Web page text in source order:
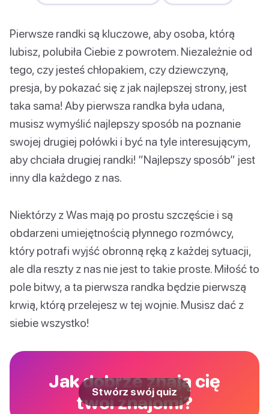
Pierwsze randki są kluczowe, aby osoba, którą
lubisz, polubiła Ciebie z powrotem. Niezależnie od
tego, czy jesteś chłopakiem, czy dziewczyną,
presja, by pokazać się z jak najlepszej strony, jest
taka sama! Aby pierwsza randka była udana,
musisz wymyślić najlepszy sposób na poznanie
swojej drugiej połówki i być na tyle interesującym,
aby chciała drugiej randki! “Najlepszy sposób” jest
inny dla każdego z nas.
Niektórzy z Was mają po prostu szczęście i są
obdarzeni umiejętnością płynnego rozmówcy,
który potrafi wyjść obronną ręką z każdej sytuacji,
ale dla reszty z nas nie jest to takie proste. Miłość to
pole bitwy, a ta pierwsza randka będzie pierwszą
krwią, którą przelejesz w tej wojnie. Musisz dać z
siebie wszystko!
Jak dobrze znają cię
twoi znajomi?
Stwórz swój quiz